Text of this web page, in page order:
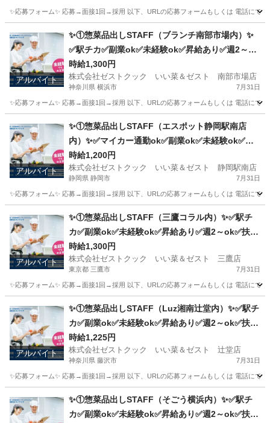
✨応募フォーム✨ 応募→面接1回→採用 以下、URLの応募フォームもしくは 電話にて
キッチン
アルバイト
✨①惣菜品出しSTAFF（ブランチ南部市場内）✨
✅駅チカ✅副業ok✅未経験ok✅昇給あり✅週2～ok
✅扶養内ok
時給1,300円
株式会社ゼストクック いい菜＆ゼスト 南部市場店
神奈川県 横浜市 7月31日
✨応募フォーム✨ 応募→面接1回→採用 以下、URLの応募フォームもしくは 電話にて
キッチン
アルバイト
✨①惣菜品出しSTAFF（エスポット静岡駅南店
内）✨✅マイカー通勤ok✅副業ok✅未経験ok✅扶
養内ok✅週2～ok
時給1,200円
株式会社ゼストクック いい菜＆ゼスト 静岡駅南店
静岡県 静岡市 7月31日
✨応募フォーム✨ 応募→面接1回→採用 以下、URLの応募フォームもしくは 電話にて
キッチン スタッフ
アルバイト
✨①惣菜品出しSTAFF（三鷹コラル内）✨✅駅チ
カ✅副業ok✅未経験ok✅昇給あり✅週2～ok✅扶養
内ok
時給1,300円
株式会社ゼストクック いい菜＆ゼスト 三鷹店
東京都 三鷹市 7月31日
✨応募フォーム✨ 応募→面接1回→採用 以下、URLの応募フォームもしくは 電話にて
キッチン スタッフ
アルバイト
✨①惣菜品出しSTAFF（Luz湘南辻堂内）✨✅駅チ
カ✅副業ok✅未経験ok✅昇給あり✅週2～ok✅扶養
内ok
時給1,225円
株式会社ゼストクック いい菜＆ゼスト 辻堂店
神奈川県 藤沢市 7月31日
✨応募フォーム✨ 応募→面接1回→採用 以下、URLの応募フォームもしくは 電話にて
キッチン
✨①惣菜品出しSTAFF（そごう横浜内）✨✅駅チ
カ✅副業ok✅未経験ok✅昇給あり✅週2～ok✅扶養